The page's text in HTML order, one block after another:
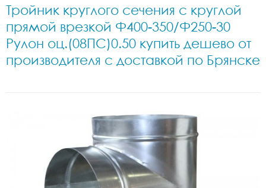
Тройник круглого сечения с круглой
прямой врезкой Ф400-350/Ф250-30
Рулон оц.(08ПС)0.50 купить дешево от
производителя с доставкой по Брянске